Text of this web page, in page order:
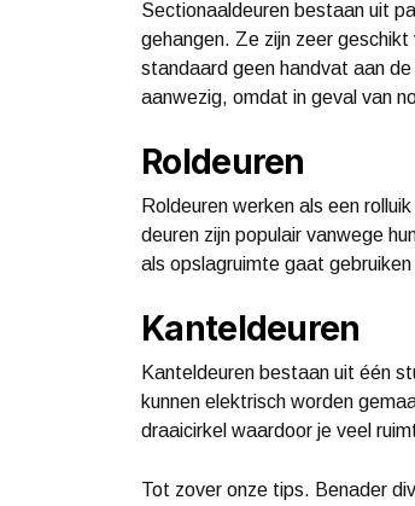
Sectionaaldeuren bestaan uit
gehangen. Ze zijn zeer
standaard geen handvat aan
aanwezig, omdat in geval van
Roldeuren
Roldeuren werken als een
deuren zijn populair vanwege
als opslagruimte gaat
Kanteldeuren
Kanteldeuren bestaan uit één
kunnen elektrisch worden
draaicirkel waardoor je veel
Tot zover onze tips. Benader